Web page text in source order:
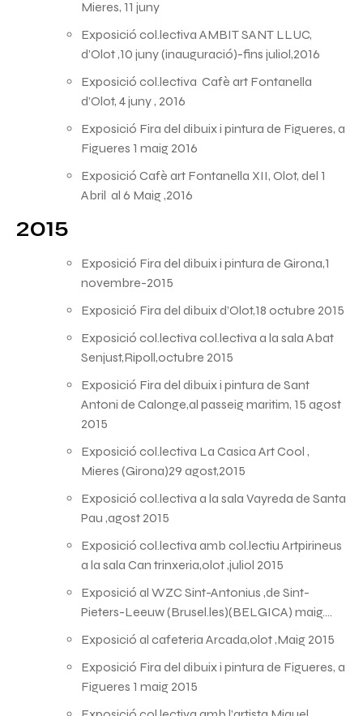
Mieres, 11 juny
Exposició col.lectiva AMBIT SANT LLUC,
d’Olot ,10 juny (inauguració)-fins juliol,2016
Exposició col.lectiva Cafè art Fontanella
d’Olot, 4 juny , 2016
Exposició Fira del dibuix i pintura de Figueres, a
Figueres 1 maig 2016
Exposició Cafè art Fontanella XII, Olot, del 1
Abril al 6 Maig ,2016
2015
Exposició Fira del dibuix i pintura de Girona,1
novembre-2015
Exposició Fira del dibuix d’Olot,18 octubre 2015
Exposició col.lectiva col.lectiva a la sala Abat
Senjust,Ripoll,octubre 2015
Exposició Fira del dibuix i pintura de Sant
Antoni de Calonge,al passeig maritim, 15 agost
2015
Exposició col.lectiva La Casica Art Cool ,
Mieres (Girona)29 agost,2015
Exposició col.lectiva a la sala Vayreda de Santa
Pau ,agost 2015
Exposició col.lectiva amb col.lectiu Artpirineus
a la sala Can trinxeria,olot ,juliol 2015
Exposició al WZC Sint-Antonius ,de Sint-
Pieters-Leeuw (Brusel.les)(BELGICA) maig….
Exposició al cafeteria Arcada,olot ,Maig 2015
Exposició Fira del dibuix i pintura de Figueres, a
Figueres 1 maig 2015